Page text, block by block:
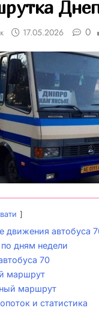
17.05.2026 0
движения автобуса
дням недели
70
маршрут
маршрут
и статистика